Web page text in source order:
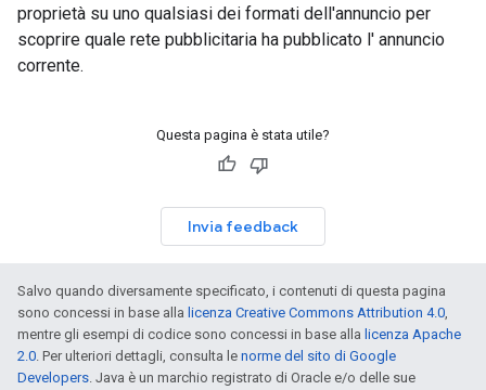
proprietà su uno qualsiasi dei formati dell'annuncio per
scoprire quale rete pubblicitaria ha pubblicato l' annuncio
corrente.
Questa pagina è stata utile?
Invia feedback
Salvo quando diversamente specificato, i contenuti di questa pagina
sono concessi in base alla licenza Creative Commons Attribution 4.0,
mentre gli esempi di codice sono concessi in base alla licenza Apache
2.0. Per ulteriori dettagli, consulta le norme del sito di Google
Developers. Java è un marchio registrato di Oracle e/o delle sue